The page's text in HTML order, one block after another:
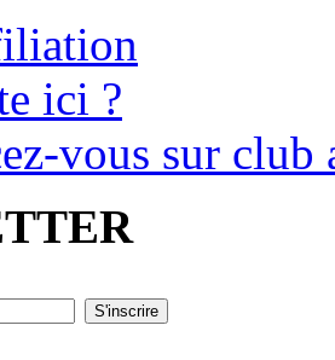
ici ?
vous sur